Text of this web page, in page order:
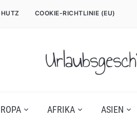
COOKIE-RICHTLINIE (EU)
AFRIKA ASIEN